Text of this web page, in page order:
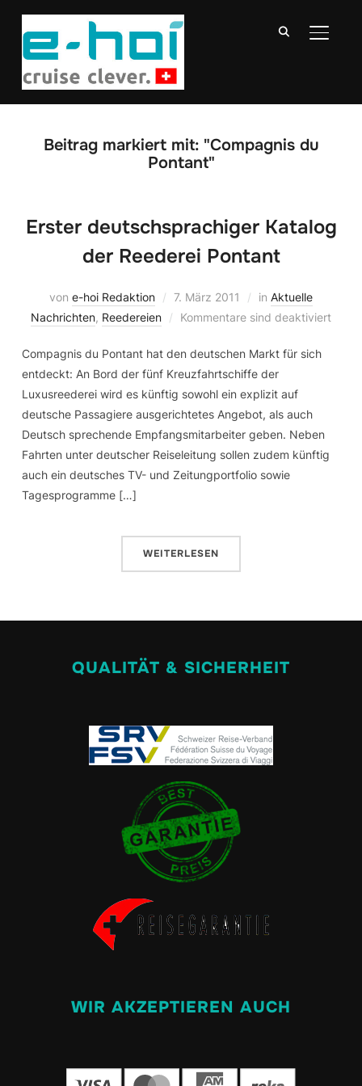
Beitrag markiert mit: "Compagnis du
Pontant"
Erster deutschsprachiger Katalog
der Reederei Pontant
von e-hoi Redaktion 7. März 2011 in Aktuelle
Nachrichten, Reedereien Kommentare sind deaktiviert
Compagnis du Pontant hat den deutschen Markt für sich
entdeckt: An Bord der fünf Kreuzfahrtschiffe der
Luxusreederei wird es künftig sowohl ein explizit auf
deutsche Passagiere ausgerichtetes Angebot, als auch
Deutsch sprechende Empfangsmitarbeiter geben. Neben
Fahrten unter deutscher Reiseleitung sollen zudem künftig
auch ein deutsches TV- und Zeitungportfolio sowie
Tagesprogramme […]
WEITERLESEN
QUALITÄT & SICHERHEIT
WIR AKZEPTIEREN AUCH